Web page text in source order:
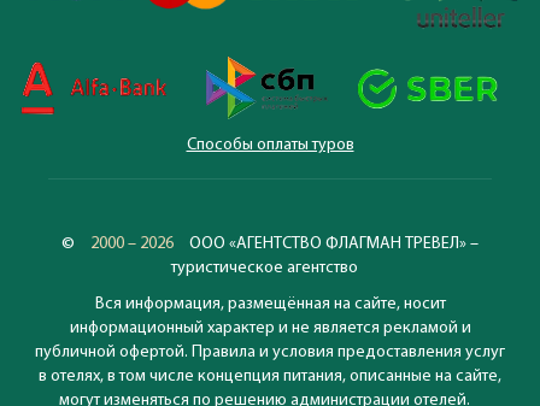
Способы оплаты туров
© 2000 – 2026
ООО «АГЕНТСТВО ФЛАГМАН ТРЕВЕЛ» –
туристическое агентство
Вся информация, размещённая на сайте, носит
информационный характер и не является рекламой и
публичной офертой. Правила и условия предоставления услуг
в отелях, в том числе концепция питания, описанные на сайте,
могут изменяться по решению администрации отелей.